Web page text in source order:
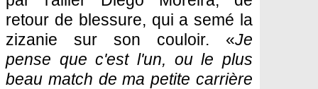
retour de blessure, qui a semé la
zizanie sur son couloir. «Je
pense que c'est l'un, ou le plus
beau match de ma petite carrière